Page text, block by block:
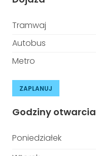
Tramwaj
Autobus
Metro
ZAPLANUJ
Godziny otwarcia
Poniedziałek